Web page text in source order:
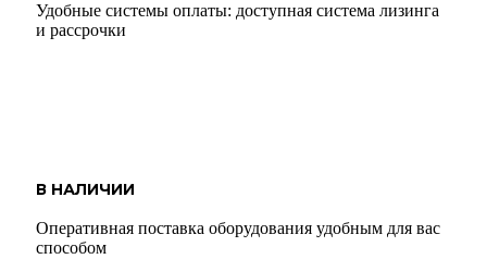
В НАЛИЧИИ
Оперативная поставка оборудования удобным для вас
способом
Удобные системы оплаты: доступная система лизинга
и рассрочки